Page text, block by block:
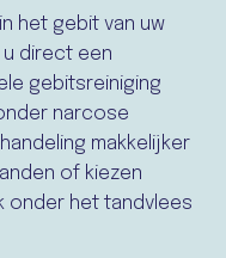
het gebit van uw
direct een
gebitsreiniging
narcose
makkelijker
of kiezen
onder het tandvlees